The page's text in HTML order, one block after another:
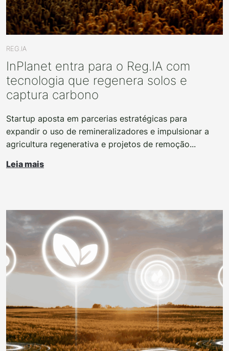
REG.IA
InPlanet entra para o Reg.IA com
tecnologia que regenera solos e
captura carbono
Startup aposta em parcerias estratégicas para
expandir o uso de remineralizadores e impulsionar a
agricultura regenerativa e projetos de remoção...
Leia mais